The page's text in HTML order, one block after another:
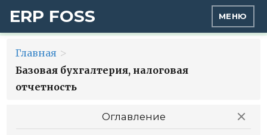
ERP FOSS МЕНЮ
Главная >
Базовая бухгалтерия, налоговая
отчетность
Оглавление